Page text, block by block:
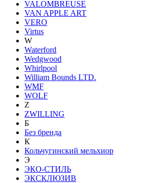
VALOMBREUSE
VAN APPLE ART
VERO
Virtus
W
Waterford
Wedgwood
Whirlpool
William Bounds LTD.
WMF
WOLF
Z
ZWILLING
Б
Без бренда
К
Кольчугинский мельхиор
Э
ЭКО-СТИЛЬ
ЭКСКЛЮЗИВ